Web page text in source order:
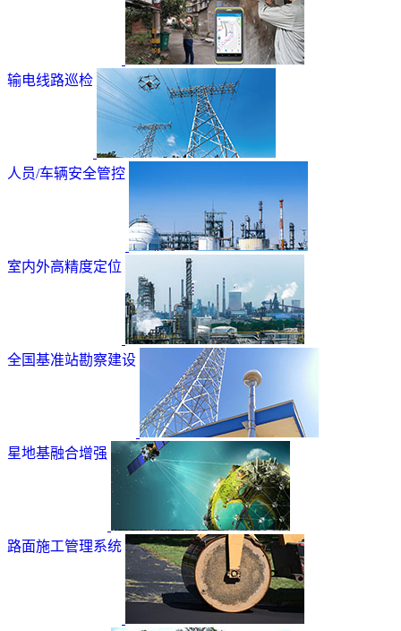
输电线路巡检
人员/车辆安全管控
室内外高精度定位
全国基准站勘察建设
星地基融合增强
路面施工管理系统